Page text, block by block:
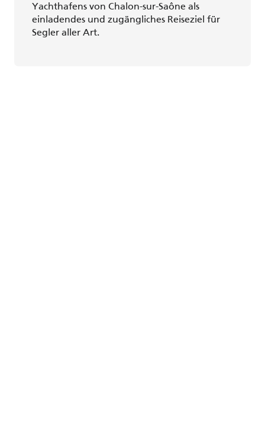
Yachthafens von Chalon-sur-Saône als
einladendes und zugängliches Reiseziel für
Segler aller Art.